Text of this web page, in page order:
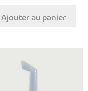
Ajouter au panier